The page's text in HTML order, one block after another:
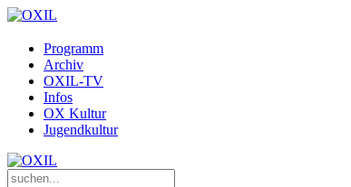
Programm
Archiv
OXIL-TV
Infos
OX Kultur
Jugendkultur